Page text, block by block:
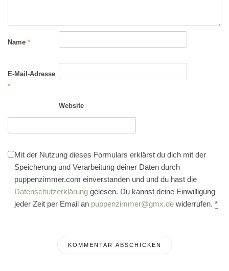
Name *
E-Mail-Adresse
*
Website
Mit der Nutzung dieses Formulars erklärst du dich mit der
Speicherung und Verarbeitung deiner Daten durch
puppenzimmer.com einverstanden und und du hast die
Datenschutzerklärung gelesen. Du kannst deine Einwilligung
jeder Zeit per Email an puppenzimmer@gmx.de widerrufen. *